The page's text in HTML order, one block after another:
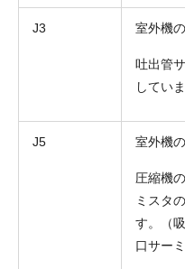
J3 室外機
吐出管
していま
J5 室外機
圧縮機
ミスタ
す。（
口サーミ